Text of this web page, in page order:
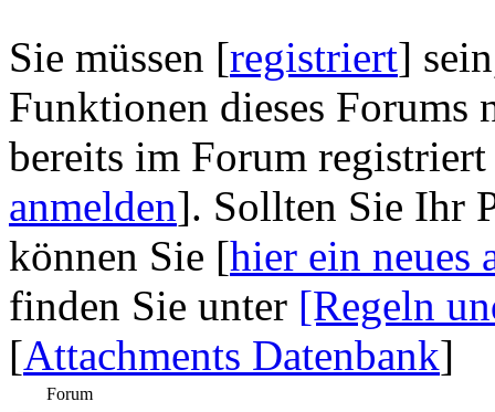
Sie müssen [registriert]
Funktionen dieses Forums
bereits im Forum
anmelden]. Sollten Sie Ihr
können Sie [hier ein neues
finden Sie unter [Regeln
[Attachments Datenbank]
Forum